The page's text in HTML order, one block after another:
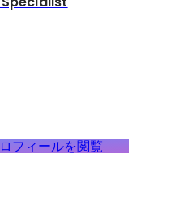
フィールを閲覧